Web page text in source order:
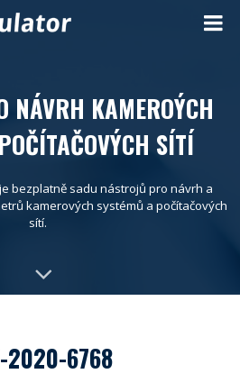
NÁVRH KAMEROÝCH
SÍTÍ
bezplatně sadu nástrojů pro návrh a
kamerových systémů a počítačových
sítí.
2020-6768